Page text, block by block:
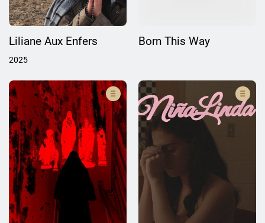
Liliane Aux Enfers
2025
Born This Way